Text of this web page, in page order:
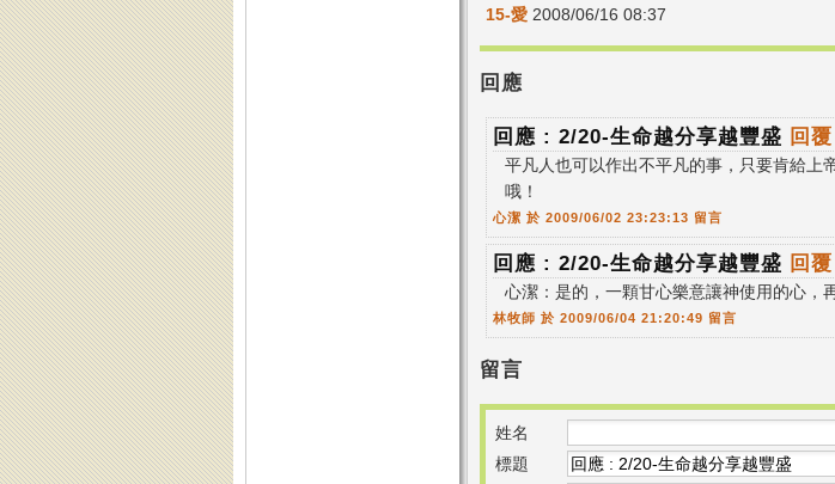
15-愛2008/06/16 08:37
回應
回應 : 2/20-生命越分享越豐盛 回覆
平凡人也可以作出不平凡的事，只要肯給上
哦！
心潔 於 2009/06/02 23:23:13 留言
回應 : 2/20-生命越分享越豐盛 回覆
心潔：是的，一顆甘心樂意讓神使用的心，
林牧師 於 2009/06/04 21:20:49 留言
留言
姓名
標題